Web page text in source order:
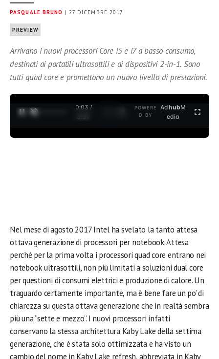
PASQUALE BRUNO | 27 DICEMBRE 2017
PREVIEW
Arrivano i nuovi processori Core i5 e i7 a basso consumo,
destinati ai portatili ultrasottili e ai dispositivi 2-in-1. Sono
tutti quad core e promettono un nuovo livello di prestazioni.
0:04 /
3:37
POWERE
D BY
AdhubM
edia
Nel mese di agosto 2017 Intel ha svelato la tanto attesa
ottava generazione di processori per notebook. Attesa
perché per la prima volta i processori quad core entrano nei
notebook ultrasottili, non più limitati a soluzioni dual core
per questioni di consumi elettrici e produzione di calore. Un
traguardo certamente importante, ma è bene fare un po’ di
chiarezza su questa ottava generazione che in realtà sembra
più una “sette e mezzo”. I nuovi processori infatti
conservano la stessa architettura Kaby Lake della settima
generazione, che è stata solo ottimizzata e ha visto un
cambio del nome in Kaby Lake refresh, abbreviata in Kaby